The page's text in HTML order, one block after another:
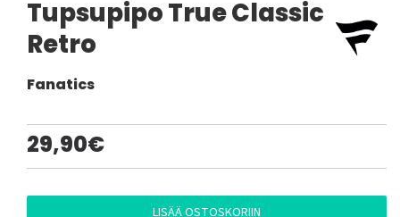
Tupsupipo True Classic
Retro
Fanatics
29,90€
LISÄÄ OSTOSKORIIN